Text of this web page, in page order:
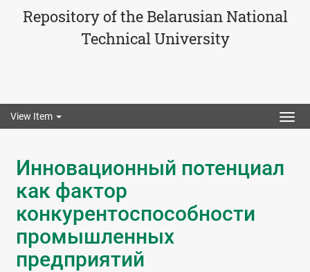
Repository of the Belarusian National
Technical University
View Item
Инновационный потенциал
как фактор
конкурентоспособности
промышленных
предприятий